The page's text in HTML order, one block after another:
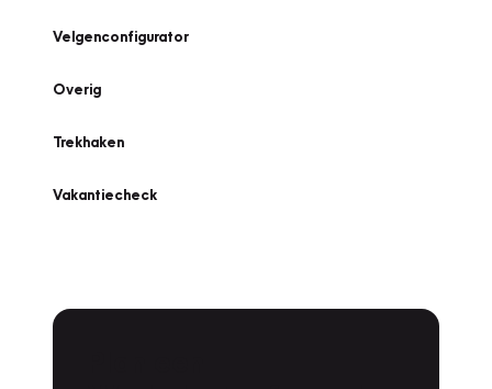
Velgenconfigurator
Overig
Trekhaken
Vakantiecheck